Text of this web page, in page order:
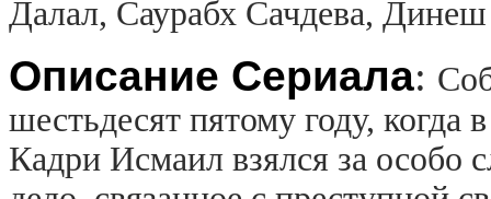
Далал, Саурабх Сачдева, Динеш
Описание Сериала:
шестьдесят пятому году,
Кадри Исмаил взялся за особо